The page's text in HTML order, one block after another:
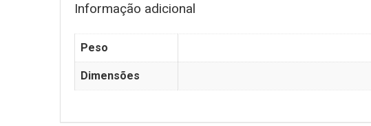
Informação adicional
Peso
Dimensões